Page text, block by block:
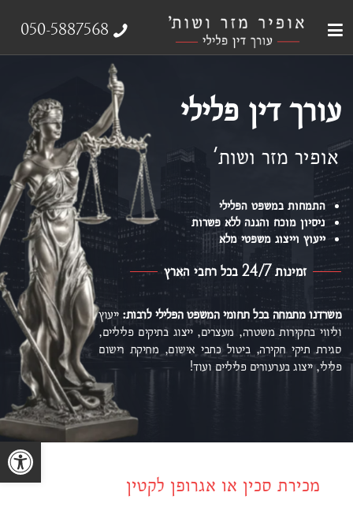
050-5887568
עורך דין פלילי
אופיר מזר ושות'
התמחות במשפט הפלילי
ניסיון מוכח והגנה ללא פשרות
ייעוץ וייצוג משפטי מלא
זמינות 24/7 בכל רחבי הארץ
משרדנו מתמחה בכל תחומי המשפט הפלילילרבות:ייעוץ
וליווי בחקירות משטרה, מעצרים, ייצוג בתיקים פליליים,
סגירת תיקי חקירה, ביטול כתבי אישום, מחיקת רישום
פלילי, ייצוג בערעורים פליליים ועוד!
מכירת סכין או אגרופן לקטין
פתח סרגל נגישות